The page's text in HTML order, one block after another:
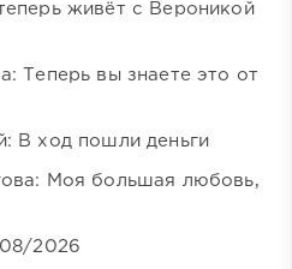
живёт с Вероникой
Теперь вы знаете это от
В ход пошли деньги
Моя большая любовь,
2026